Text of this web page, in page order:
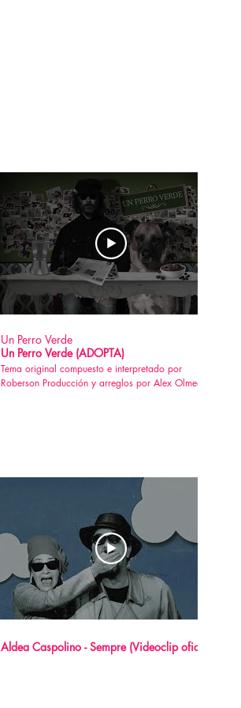
Un Perro Verde
Un Perro Verde (ADOPTA)
Tema original compuesto e interpretado por
Roberson Producción y arreglos por Alex Olmedo,
estado de mi lado en ese aspecto. Así que un día
me di cuenta de que este animal había llenado ese
hueco y de esta manera he acabado formando con
él mi pequeña gran familia. Tal es mi felicidad con
Egon, así se llama mi perro, que este verano
compuse una canción con la guitarra y un buen
amigo que es músico y productor musical me dijo
que quería producirla, que le parecía muy buena
musicalmente y que le encantaba el espíritu
reivindicativo de la canción, y que merecía la pena
tema acabó siendo un temazo con sección de
metales al puro estilo pop-soul de los años ’70, y
Aldea Caspolino - Sempre (Videoclip oficial)